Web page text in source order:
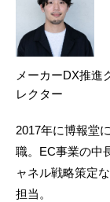
メーカーDX推
レクター
2017年に博報堂
職。EC事業の中
ャネル戦略策定
担当。